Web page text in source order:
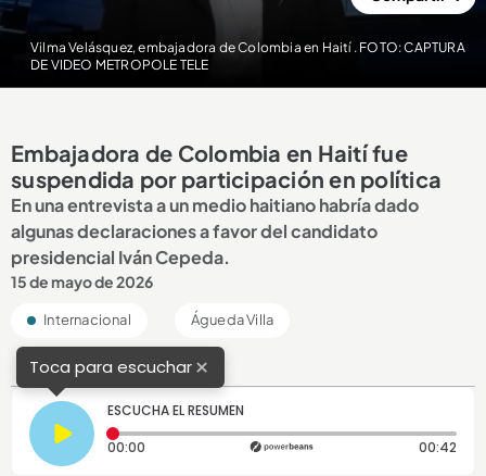
Vilma Velásquez, embajadora de Colombia en Haití . FOTO: CAPTURA
DE VIDEO METROPOLE TELE
Embajadora de Colombia en Haití fue
suspendida por participación en política
En una entrevista a un medio haitiano habría dado
algunas declaraciones a favor del candidato
presidencial Iván Cepeda.
15 de mayo de 2026
Internacional Águeda Villa
Toca para escuchar×
ESCUCHA EL RESUMEN
00:00 Tiempo transcurrido: 0 segundos 00:42